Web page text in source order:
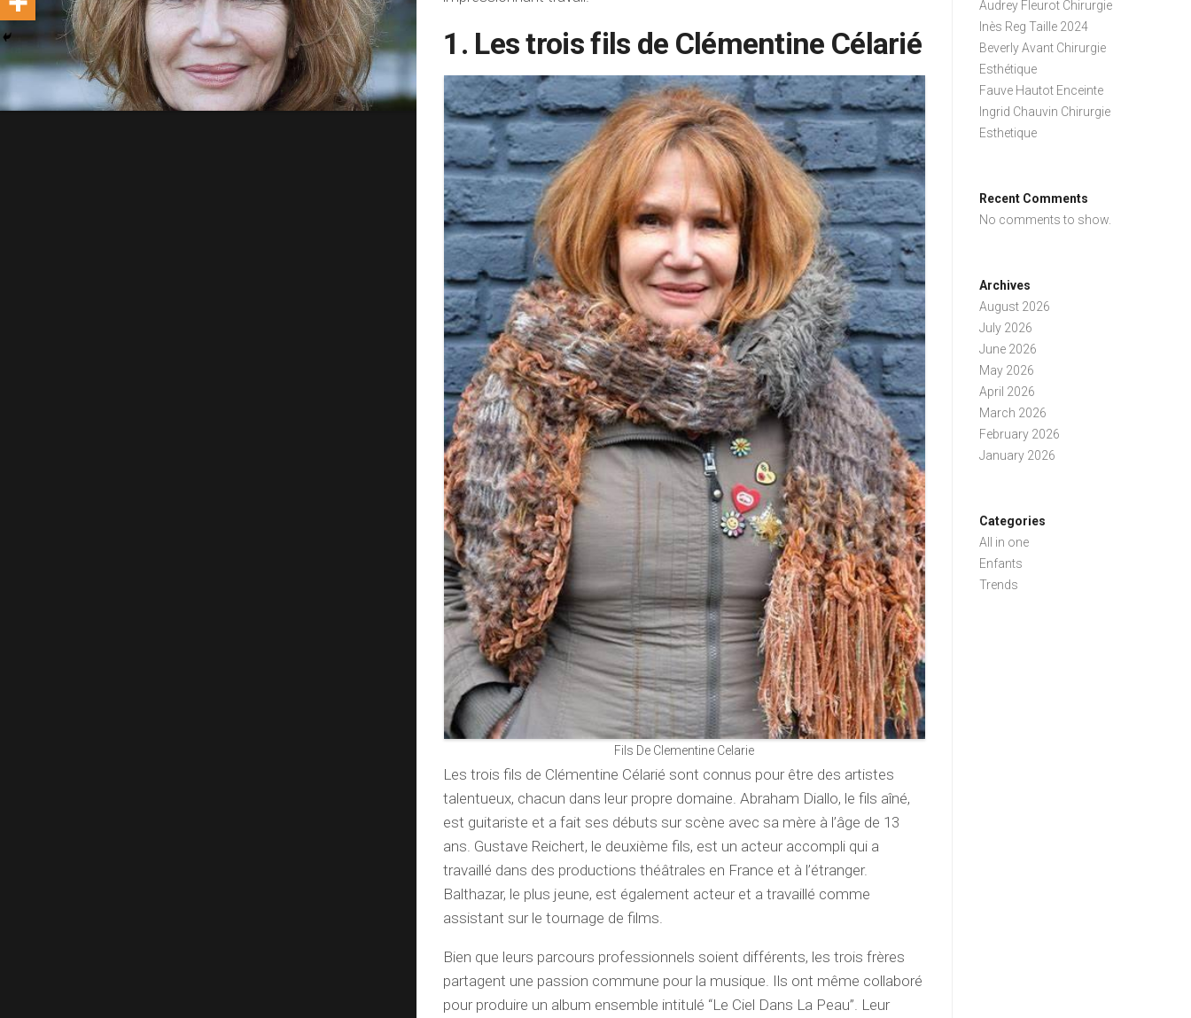
1. Les trois fils de Clémentine Célarié
Fils De Clementine Celarie
Les trois fils de Clémentine Célarié sont connus pour être des artistes
talentueux, chacun dans leur propre domaine. Abraham Diallo, le fils aîné,
est guitariste et a fait ses débuts sur scène avec sa mère à l’âge de 13
ans. Gustave Reichert, le deuxième fils, est un acteur accompli qui a
travaillé dans des productions théâtrales en France et à l’étranger.
Balthazar, le plus jeune, est également acteur et a travaillé comme
assistant sur le tournage de films.
Bien que leurs parcours professionnels soient différents, les trois frères
partagent une passion commune pour la musique. Ils ont même collaboré
pour produire un album ensemble intitulé “Le Ciel Dans La Peau”. Leur
Audrey Fleurot Chirurgie
Inès Reg Taille 2024
Beverly Avant Chirurgie
Esthétique
Fauve Hautot Enceinte
Ingrid Chauvin Chirurgie
Esthetique
Recent Comments
No comments to show.
Archives
August 2026
July 2026
June 2026
May 2026
April 2026
March 2026
February 2026
January 2026
Categories
All in one
Enfants
Trends